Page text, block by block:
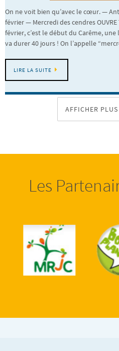
On ne voit bien qu’avec le cœur. —
février — Mercredi des cendres
février, c’est le début du Carême,
va durer 40 jours ! On l’appelle
LIRE LA SUITE
AFFICHER
Les